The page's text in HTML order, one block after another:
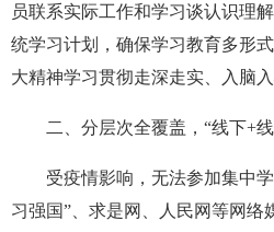
员联系实际工作和学习谈认识理
统学习计划，确保学习教育多形
大精神学习贯彻走深走实、入脑入
二、 分层次全覆盖，“线下+
受疫情影响，无法参加集中
习强国”、求是网、人民网等网络